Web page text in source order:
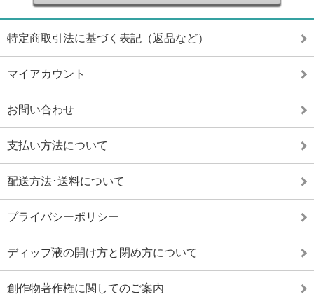
特定商取引法に基づく表記（返品など）
マイアカウント
お問い合わせ
支払い方法について
配送方法･送料について
プライバシーポリシー
ディップ液の開け方と閉め方について
創作物著作権に関してのご案内